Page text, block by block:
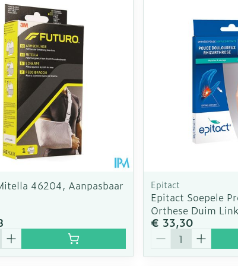
-
Supplementen
Zelfbruiner
Mondmaskers
46204, Aanpasbaar Epitact
Epitact Soepele
Orthese Duim
€ 33,30
Aantal